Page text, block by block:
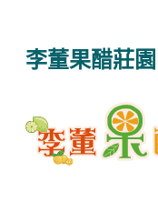
李董果醋莊園